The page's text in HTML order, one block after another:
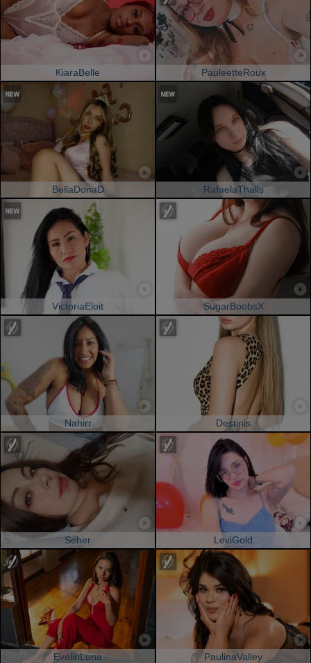
KiaraBelle PauleetteRoux
BellaDonaD RafaelaThalls
VictoriaEloit SugarBoobsX
Nahirr Destinis
Seher LeviGold
EvelinLuna PaulinaValley